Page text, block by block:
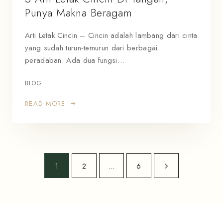
Punya Makna Beragam
Arti Letak Cincin – Cincin adalah lambang dari cinta
yang sudah turun-temurun dari berbagai
peradaban. Ada dua fungsi…
BLOG
READ MORE
1 2 … 6